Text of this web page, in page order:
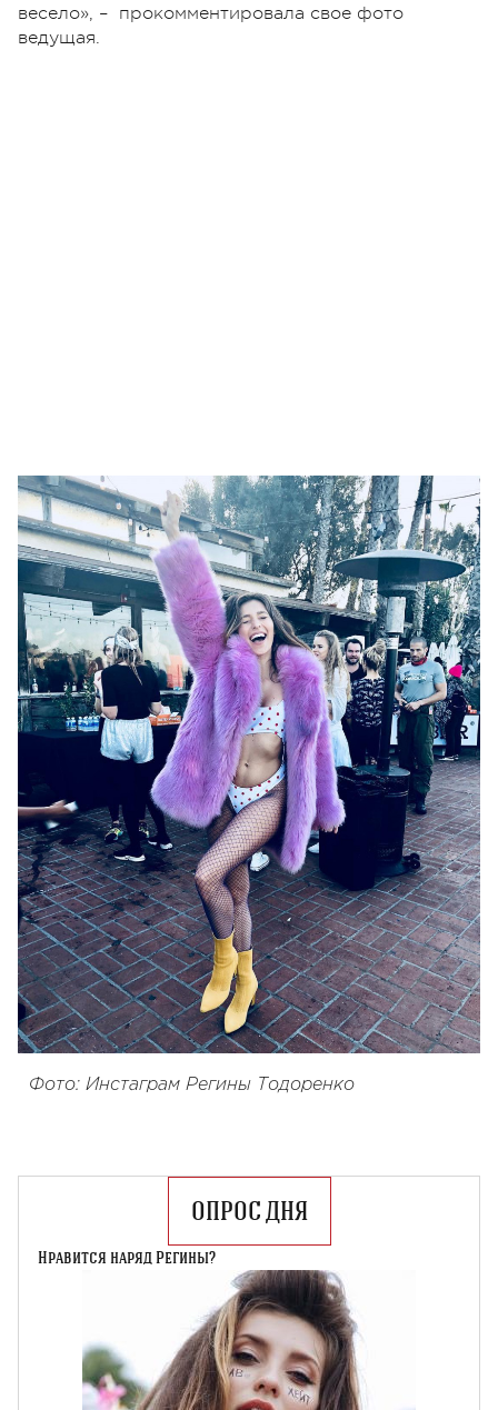
весело», – прокомментировала свое фото
ведущая.
Фото: Инстаграм Регины Тодоренко
ОПРОС ДНЯ
Нравится наряд Регины?